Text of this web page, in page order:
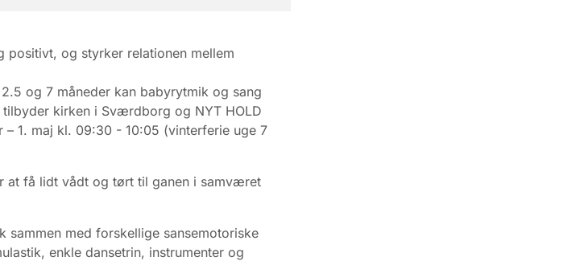
positivt, og styrker relationen mellem
og 7 måneder kan babyrytmik og sang
kirken i Sværdborg og NYT HOLD
1. maj kl. 09:30 - 10:05 (vinterferie uge 7
at få lidt vådt og tørt til ganen i samværet
sammen med forskellige sansemotoriske
enkle dansetrin, instrumenter og